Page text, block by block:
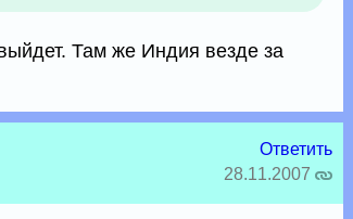
Там же Индия везде за
Ответить
28.11.2007